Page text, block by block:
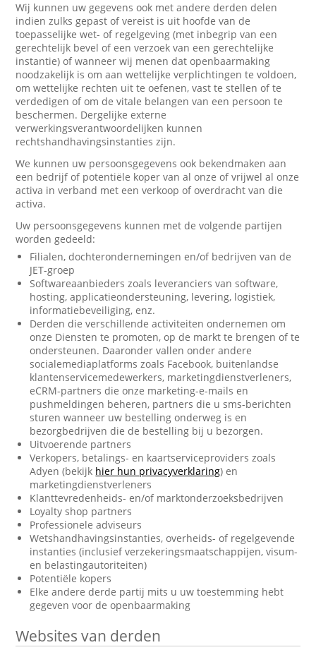
Wij kunnen uw gegevens ook met andere derden delen
indien zulks gepast of vereist is uit hoofde van de
toepasselijke wet- of regelgeving (met inbegrip van een
gerechtelijk bevel of een verzoek van een gerechtelijke
instantie) of wanneer wij menen dat openbaarmaking
noodzakelijk is om aan wettelijke verplichtingen te voldoen,
om wettelijke rechten uit te oefenen, vast te stellen of te
verdedigen of om de vitale belangen van een persoon te
beschermen. Dergelijke externe
verwerkingsverantwoordelijken kunnen
rechtshandhavingsinstanties zijn.
We kunnen uw persoonsgegevens ook bekendmaken aan
een bedrijf of potentiële koper van al onze of vrijwel al onze
activa in verband met een verkoop of overdracht van die
activa.
Uw persoonsgegevens kunnen met de volgende partijen
worden gedeeld:
Filialen, dochterondernemingen en/of bedrijven van de
JET-groep
Softwareaanbieders zoals leveranciers van software,
hosting, applicatieondersteuning, levering, logistiek,
informatiebeveiliging, enz.
Derden die verschillende activiteiten ondernemen om
onze Diensten te promoten, op de markt te brengen of te
ondersteunen. Daaronder vallen onder andere
socialemediaplatforms zoals Facebook, buitenlandse
klantenservicemedewerkers, marketingdienstverleners,
eCRM-partners die onze marketing-e-mails en
pushmeldingen beheren, partners die u sms-berichten
sturen wanneer uw bestelling onderweg is en
bezorgbedrijven die de bestelling bij u bezorgen.
Uitvoerende partners
Verkopers, betalings- en kaartserviceproviders zoals
Adyen (bekijk hier hun privacyverklaring) en
marketingdienstverleners
Klanttevredenheids- en/of marktonderzoeksbedrijven
Loyalty shop partners
Professionele adviseurs
Wetshandhavingsinstanties, overheids- of regelgevende
instanties (inclusief verzekeringsmaatschappijen, visum-
en belastingautoriteiten)
Potentiële kopers
Elke andere derde partij mits u uw toestemming hebt
gegeven voor de openbaarmaking
Websites van derden